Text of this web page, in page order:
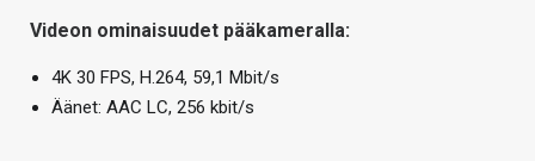
Videon ominaisuudet pääkameralla:
4K 30 FPS, H.264, 59,1 Mbit/s
Äänet: AAC LC, 256 kbit/s